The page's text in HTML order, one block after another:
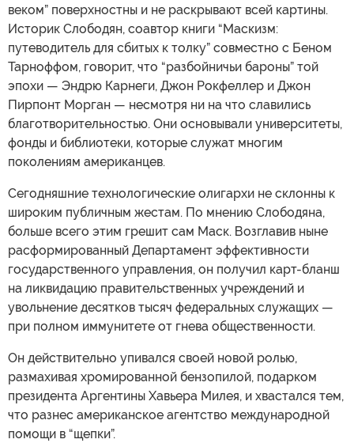
веком” поверхностны и не раскрывают всей картины.
Историк Слободян, соавтор книги “Маскизм:
путеводитель для сбитых к толку” совместно с Беном
Тарноффом, говорит, что “разбойничьи бароны” той
эпохи — Эндрю Карнеги, Джон Рокфеллер и Джон
Пирпонт Морган — несмотря ни на что славились
благотворительностью. Они основывали университеты,
фонды и библиотеки, которые служат многим
поколениям американцев.
Сегодняшние технологические олигархи не склонны к
широким публичным жестам. По мнению Слободяна,
больше всего этим грешит сам Маск. Возглавив ныне
расформированный Департамент эффективности
государственного управления, он получил карт-бланш
на ликвидацию правительственных учреждений и
увольнение десятков тысяч федеральных служащих —
при полном иммунитете от гнева общественности.
Он действительно упивался своей новой ролью,
размахивая хромированной бензопилой, подарком
президента Аргентины Хавьера Милея, и хвастался тем,
что разнес американское агентство международной
помощи в “щепки”.